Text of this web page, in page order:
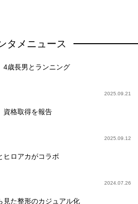
タメニュース
4歳長男とランニング
2025.09.21
資格取得を報告
2025.09.12
ヒロアカがコラボ
2024.07.26
見た整形のカジュアル化